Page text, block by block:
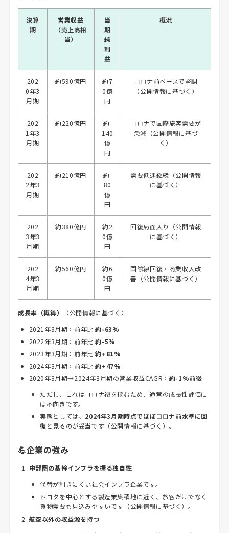
決算
期
営業収益
（売上高相
当）
当
期
純
利
益
概況
202
0年3
月期
約590億円
約7
0億
円
コロナ前ベースで堅調
（公開情報に基づく）
202
1年3
月期
約220億円
約-
140
億
円
コロナで国際旅客需要が
急減（公開情報に基づ
く）
202
2年3
月期
約210億円
約-
80
億
円
需要低迷継続（公開情報
に基づく）
202
3年3
月期
約380億円
約2
0億
円
回復局面入り（公開情報
に基づく）
202
4年3
月期
約560億円
約6
0億
円
国際線回復・商業収入改
善（公開情報に基づく）
成長率（概算）
（公開情報に基づく）
2021年3月期：前年比約-63%
2022年3月期：前年比約-5%
2023年3月期：前年比約+81%
2024年3月期：前年比約+47%
2020年3月期→2024年3月期の営業収益CAGR： 約-1%前後
ただし、これはコロナ禍を挟むため、通常の成長性評価に
は不向きです。
実態としては、 2024年3月期時点でほぼコロナ前水準に回
復と見るのが妥当です（公開情報に基づく）。
💪企業の強み
中部圏の基幹インフラを握る独自性
代替が利きにくい社会インフラ企業です。
トヨタを中心とする製造業集積地に近く、旅客だけでなく
貨物需要も見込みやすいです（公開情報に基づく）。
航空以外の収益源を持つ